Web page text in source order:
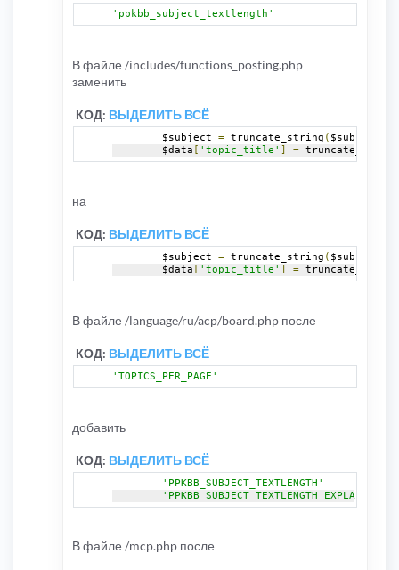
'ppkbb_subject_textlength'
В файле /includes/functions_posting.php
заменить
КОД: ВЫДЕЛИТЬ ВСЁ
	$subject
= truncate_string ( $subject
	$data
'topic_title' = truncate_string
на
КОД: ВЫДЕЛИТЬ ВСЁ
	$subject
= truncate_string ( $subject
	$data
[ 'topic_title' ] = truncate_string
В файле /language/ru/acp/board.php после
КОД: ВЫДЕЛИТЬ ВСЁ
'TOPICS_PER_PAGE'
добавить
КОД: ВЫДЕЛИТЬ ВСЁ
'PPKBB_SUBJECT_TEXTLENGTH'
'PPKBB_SUBJECT_TEXTLENGTH_EXPLAIN'
В файле /mcp.php после